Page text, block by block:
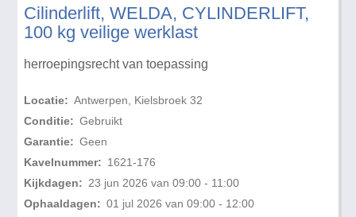
Cilinderlift, WELDA, CYLINDERLIFT,
100 kg veilige werklast
herroepingsrecht van toepassing
Locatie: Antwerpen, Kielsbroek 32
Conditie: Gebruikt
Garantie: Geen
Kavelnummer: 1621-176
Kijkdagen: 23 jun 2026 van 09:00 - 11:00
Ophaaldagen: 01 jul 2026 van 09:00 - 12:00